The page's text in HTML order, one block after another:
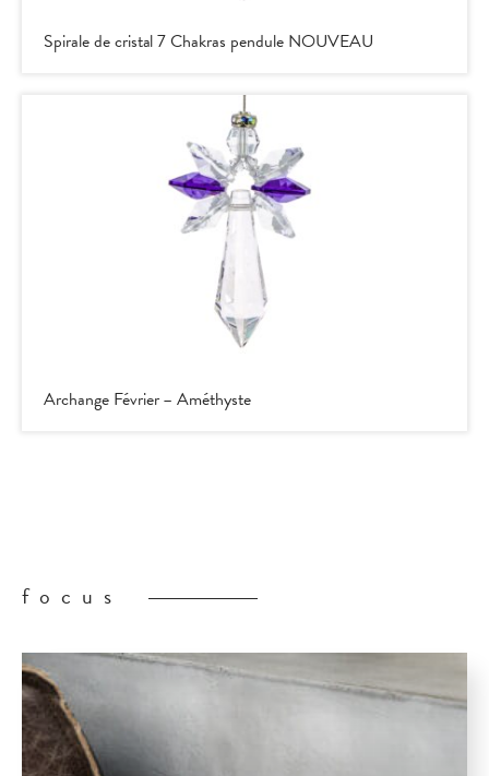
Spirale de cristal 7 Chakras pendule NOUVEAU
Archange Février – Améthyste
focus